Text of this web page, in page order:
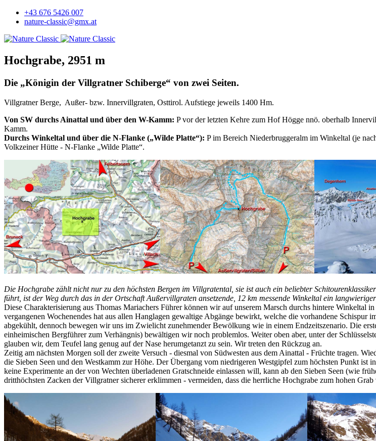
+43 676 5426 007
nature-classic@gmx.at
Hochgrabe, 2951 m
Die „Königin der Villgratner Schiberge“ von zwei Seiten.
Villgratner Berge, Außer- bzw. Innervillgraten, Osttirol. Aufstiege jeweils 1400 Hm.
Von SW durchs Ainattal und über den W-Kamm: P vor der letzten Kehre zum Hof Högge nnö. oberhalb
Kamm.
Durchs Winkeltal und über die N-Flanke („Wilde Platte“): P im Bereich Niederbruggeralm im Winkeltal (je
Volkzeiner Hütte - N-Flanke „Wilde Platte“.
Die Hochgrabe zählt nicht nur zu den höchsten Bergen im Villgratental, sie ist auch ein beliebter
führt, ist der Weg durch das in der Ortschaft Außervillgraten ansetzende, 12 km messende Winkeltal ein
Diese Charakterisierung aus Thomas Mariachers Führer können wir auf unserem Marsch durchs hintere Winkeltal
vergangenen Wochenendes hat aus allen Hanglagen gewaltige Abgänge bewirkt, welche die vorhandene Schispur
abgekühlt, dennoch bewegen wir uns im Zwielicht zunehmender Bewölkung wie in einem Endzeitszenario. Die
einheimischen Bergführer zum Verhängnis) bewältigen wir noch problemlos. Weiter oben aber, unter der
glauben wir, dem Teufel lang genug auf der Nase herumgetanzt zu sein. Wir treten den Rückzug an.
Zeitig am nächsten Morgen soll der zweite Versuch - diesmal von Südwesten aus dem Ainattal - Früchte tragen.
die Sieben Seen und den Westkamm zur Höhe. Der Übergang vom niedrigeren Westgipfel zum höchsten Punkt
keine Experimente an der von Wechten überladenen Gratschneide einlassen will, kann ab den Sieben Seen (wie
dritthöchsten Zacken der Villgratner sicherer erklimmen - vermeiden, dass die herrliche Hochgrabe zum hohen